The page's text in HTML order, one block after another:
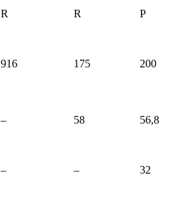
R R P
916 175 200
– 58 56,8
– – 32